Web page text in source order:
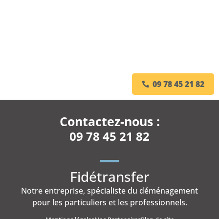
09 78 45 21 82
Contactez-nous :
09 78 45 21 82
Fidétransfer
Notre entreprise, spécialiste du déménagement
pour les particuliers et les professionnels.